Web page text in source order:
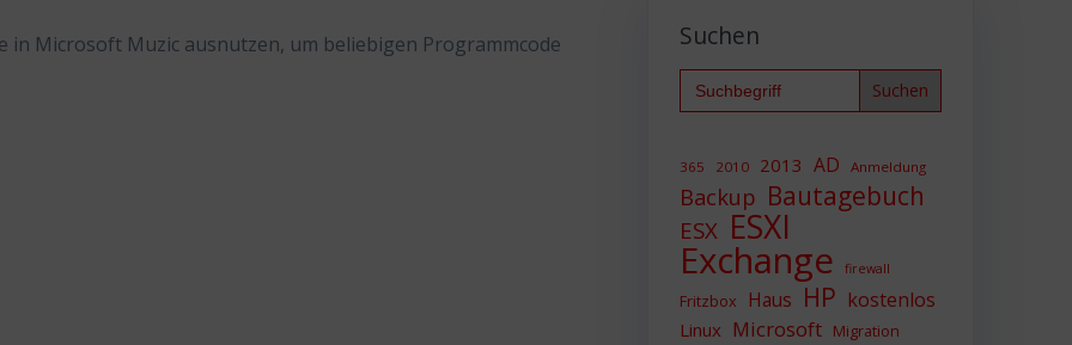
in Microsoft Muzic ausnutzen, um beliebigen Programmcode
Suchen
Search
for:
365 2010 2013 AD Anmeldung
Backup Bautagebuch
ESX ESXI
Exchange firewall
Fritzbox Haus HP kostenlos
Linux Microsoft Migration